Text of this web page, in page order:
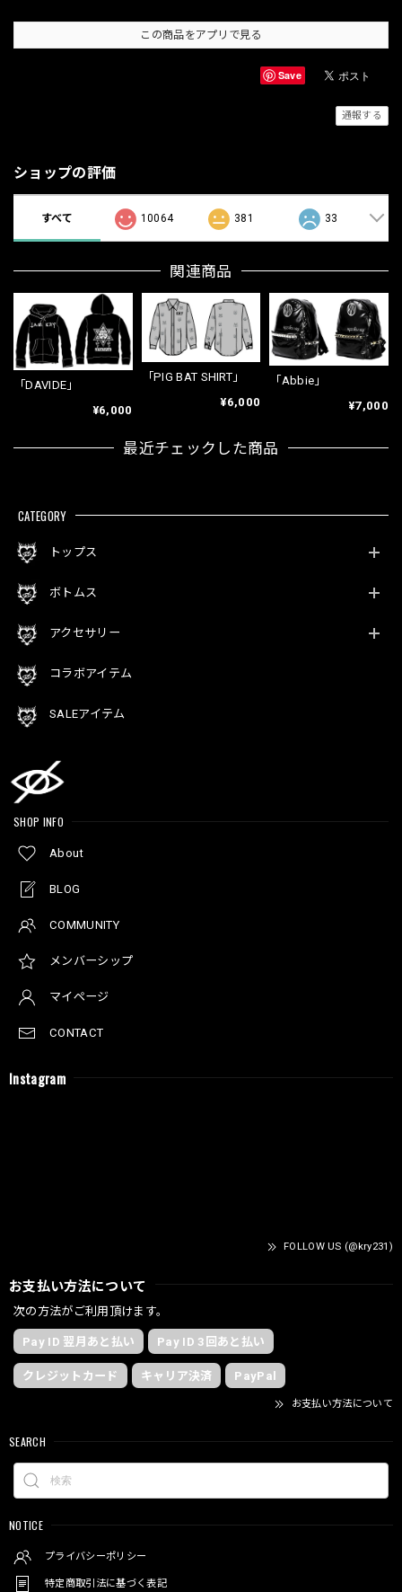
この商品をアプリで見る
Save
通報する
ショップの評価
すべて 10064 381 33
関連商品
「DAVIDE」
¥6,000
「PIG BAT SHIRT」
¥6,000
「Abbie」
¥7,000
最近チェックした商品
CATEGORY
トップス
ボトムス
アクセサリー
コラボアイテム
SALEアイテム
SHOP INFO
About
BLOG
COMMUNITY
メンバーシップ
マイページ
CONTACT
Instagram
FOLLOW US (@kry231)
お支払い方法について
次の方法がご利用頂けます。
Pay ID 翌月あと払い Pay ID 3回あと払い
クレジットカード キャリア決済 PayPal
お支払い方法について
SEARCH
NOTICE
プライバシーポリシー
特定商取引法に基づく表記